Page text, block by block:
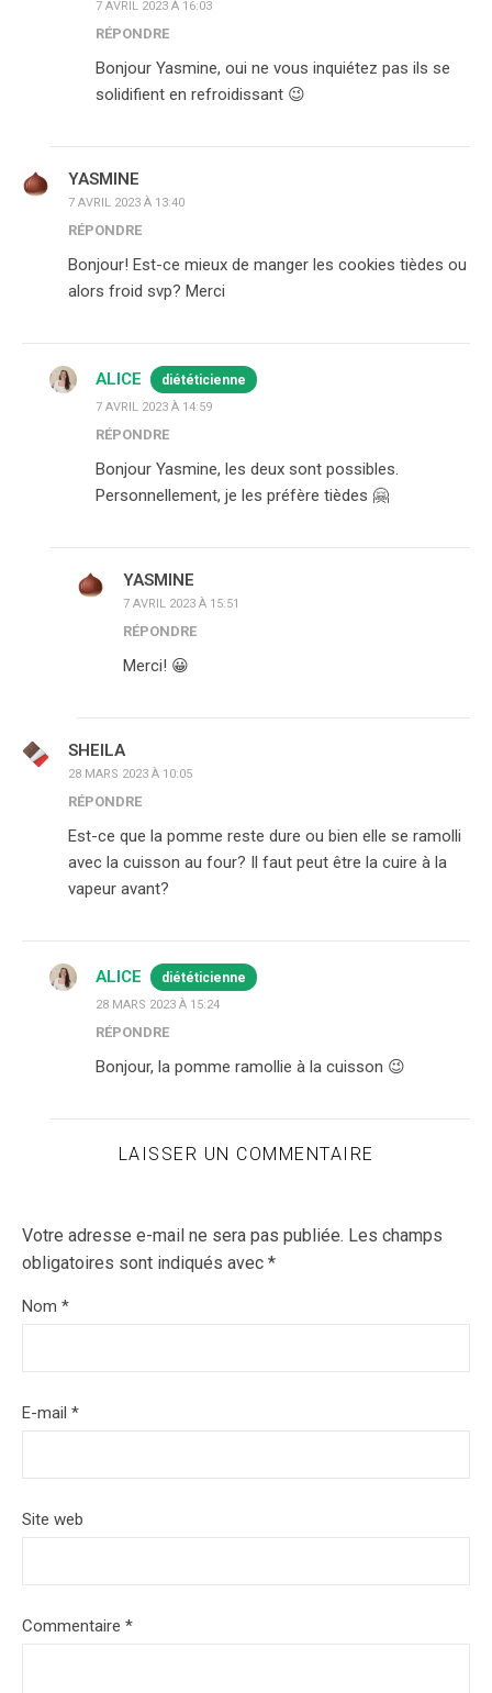
7 AVRIL 2023 À 16:03
RÉPONDRE
Bonjour Yasmine, oui ne vous inquiétez pas ils se
solidifient en refroidissant 😉
YASMINE
7 AVRIL 2023 À 13:40
RÉPONDRE
Bonjour! Est-ce mieux de manger les cookies tièdes ou
alors froid svp? Merci
ALICE diététicienne
7 AVRIL 2023 À 14:59
RÉPONDRE
Bonjour Yasmine, les deux sont possibles.
Personnellement, je les préfère tièdes 🤗
YASMINE
7 AVRIL 2023 À 15:51
RÉPONDRE
Merci! 😀
SHEILA
28 MARS 2023 À 10:05
RÉPONDRE
Est-ce que la pomme reste dure ou bien elle se ramolli
avec la cuisson au four? Il faut peut être la cuire à la
vapeur avant?
ALICE diététicienne
28 MARS 2023 À 15:24
RÉPONDRE
Bonjour, la pomme ramollie à la cuisson 😉
LAISSER UN COMMENTAIRE
Votre adresse e-mail ne sera pas publiée. Les champs
obligatoires sont indiqués avec *
Nom *
E-mail *
Site web
Commentaire *